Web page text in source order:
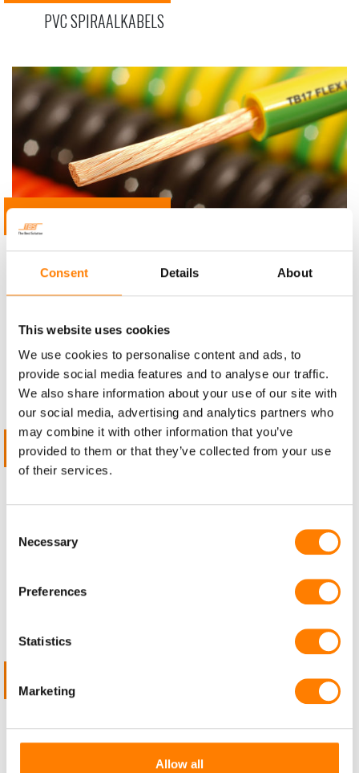
Consent Details About
This website uses cookies
We use cookies to personalise content and ads, to
provide social media features and to analyse our traffic.
We also share information about your use of our site with
our social media, advertising and analytics partners who
may combine it with other information that you’ve
provided to them or that they’ve collected from your use
of their services.
Selection
Necessary
Preferences
Statistics
Marketing
Allow all
PVC SPIRAALKABELS
BEKIJK DIT TYPE KABELS
SPIRAALKABELS GEMAAKT VAN SPECIAALKABEL
BEKIJK DIT TYPE KABELS